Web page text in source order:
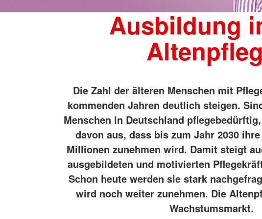
Ausbildung
Die Zahl der älteren Menschen mit
kommenden Jahren deutlich steigen.
Menschen in Deutschland
davon aus, dass bis zum Jahr 2030
Millionen zunehmen wird. Damit steigt
ausgebildeten und motivierten
Schon heute werden sie stark
wird noch weiter zunehmen. Die
Wachstumsmarkt.